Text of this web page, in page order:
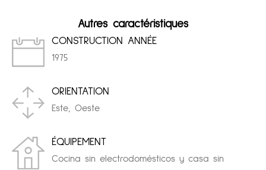
Autres caractéristiques
CONSTRUCTION ANNÉE
1975
ORIENTATION
Este, Oeste
ÉQUIPEMENT
Cocina sin electrodomésticos y casa sin